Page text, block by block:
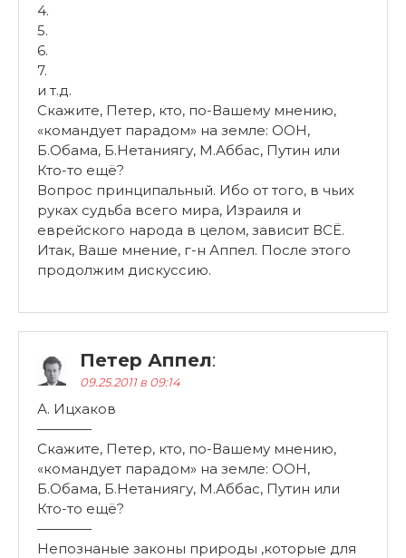
4.
5.
6.
7.
и т.д.
Скажите, Петер, кто, по-Вашему мнению,
«командует парадом» на земле: ООН,
Б.Обама, Б.Нетаниягу, М.Аббас, Путин или
Кто-то ещё?
Вопрос принципальный. Ибо от того, в чьих
руках судьба всего мира, Израиля и
еврейского народа в целом, зависит ВСЁ.
Итак, Ваше мнение, г-н Аппел. После этого
продолжим дискуссию.
Петер Аппел:
09.25.2011 в 09:14
А. Ицхаков
————
Скажите, Петер, кто, по-Вашему мнению,
«командует парадом» на земле: ООН,
Б.Обама, Б.Нетаниягу, М.Аббас, Путин или
Кто-то ещё?
————
Непознаные законы природы ,которые для